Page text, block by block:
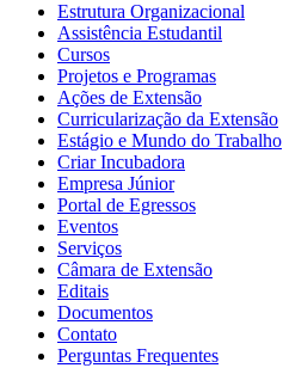
Estrutura Organizacional
Assistência Estudantil
Cursos
Projetos e Programas
Ações de Extensão
Curricularização da Extensão
Estágio e Mundo do Trabalho
Criar Incubadora
Empresa Júnior
Portal de Egressos
Eventos
Serviços
Câmara de Extensão
Editais
Documentos
Contato
Perguntas Frequentes